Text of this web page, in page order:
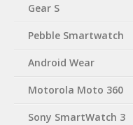
Gear S
Pebble Smartwatch
Android Wear
Motorola Moto 360
Sony SmartWatch 3